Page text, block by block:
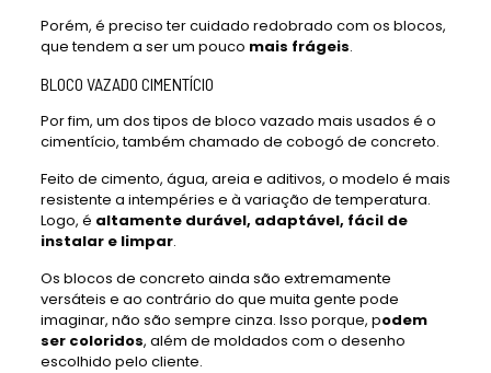
Porém, é preciso ter cuidado redobrado com os blocos,
que tendem a ser um pouco mais frágeis.
BLOCO VAZADO CIMENTÍCIO
Por fim, um dos tipos de bloco vazado mais usados é o
cimentício, também chamado de cobogó de concreto.
Feito de cimento, água, areia e aditivos, o modelo é mais
resistente a intempéries e à variação de temperatura.
Logo, é altamente durável, adaptável, fácil de
instalar e limpar.
Os blocos de concreto ainda são extremamente
versáteis e ao contrário do que muita gente pode
imaginar, não são sempre cinza. Isso porque, podem
ser coloridos, além de moldados com o desenho
escolhido pelo cliente.